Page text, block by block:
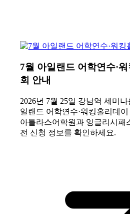
7월 아일랜드 어학연수·
회 안내
2026년 7월 25일 강남역 세미
일랜드 어학연수·워킹홀리데
아틀라스어학원과 잉글리시패
전 신청 정보를 확인하세요.